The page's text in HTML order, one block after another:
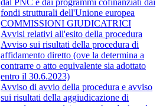
dal PNC e dai programmi cofinanziati dai
fondi strutturali dell'Unione europea
COMMISSIONI GIUDICATRICI
Avvisi relativi all'esito della procedura
Avviso sui risultati della procedura di
affidamento diretto (ove la determina a
contrarre o atto equivalente sia adottato
entro il 30.6.2023)
Avviso di avvio della procedura e avviso
sui risultati della aggiudicazione di